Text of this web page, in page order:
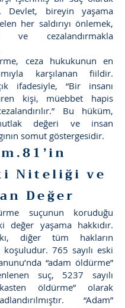
Devlet, bireyin yaşama
her saldırıyı önlemek,
ve cezalandırmakla
ceza hukukunun en
karşılanan fiildir.
ifadesiyle, “Bir insanı
kişi, müebbet hapis
Bu hüküm,
değeri ve insan
somut göstergesidir.
Niteliği ve
Değer
suçunun koruduğu
değer yaşama hakkıdır.
diğer tüm hakların
koşuludur. 765 sayılı eski
“adam öldürme”
suç, 5237 sayılı
öldürme” olarak
“Adam”